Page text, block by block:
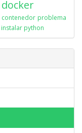
docker
contenedor problema
instalar python